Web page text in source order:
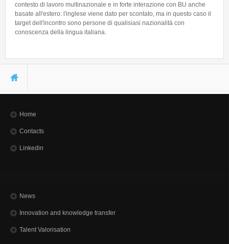
contesto di lavoro multinazionale e in forte interazione con BU anche
basate all'estero: l'inglese viene dato per scontato, ma in questo caso il
target dell'incontro sono persone di qualisiasi nazionalità con
conoscenza della lingua italiana.
You are here
Home
Contacts
Linkedin
News
Innovation and knowledge transfer
Talent Valorisation